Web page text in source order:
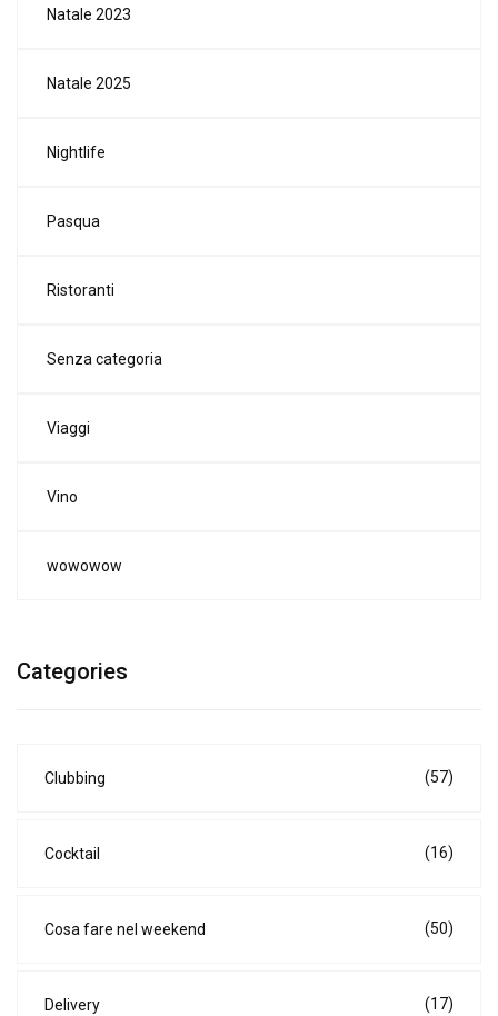
Natale 2023
Natale 2025
Nightlife
Pasqua
Ristoranti
Senza categoria
Viaggi
Vino
wowowow
Categories
Clubbing (57)
Cocktail (16)
Cosa fare nel weekend (50)
Delivery (17)